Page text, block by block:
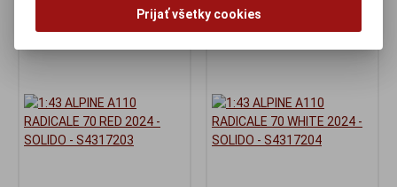
Prijať všetky cookies